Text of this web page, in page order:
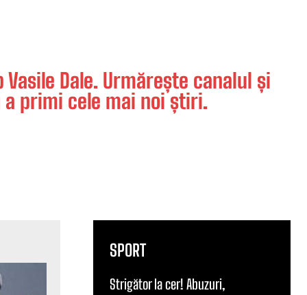
Dale. Urmărește canalul și
primi cele mai noi știri.
SPORT
Strigător la cer! Abuzuri,